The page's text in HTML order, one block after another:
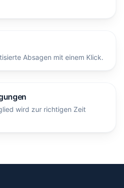
Absagen mit einem Klick.
wird zur richtigen Zeit